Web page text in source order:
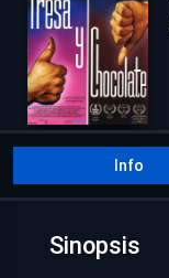
Info
Sinopsis